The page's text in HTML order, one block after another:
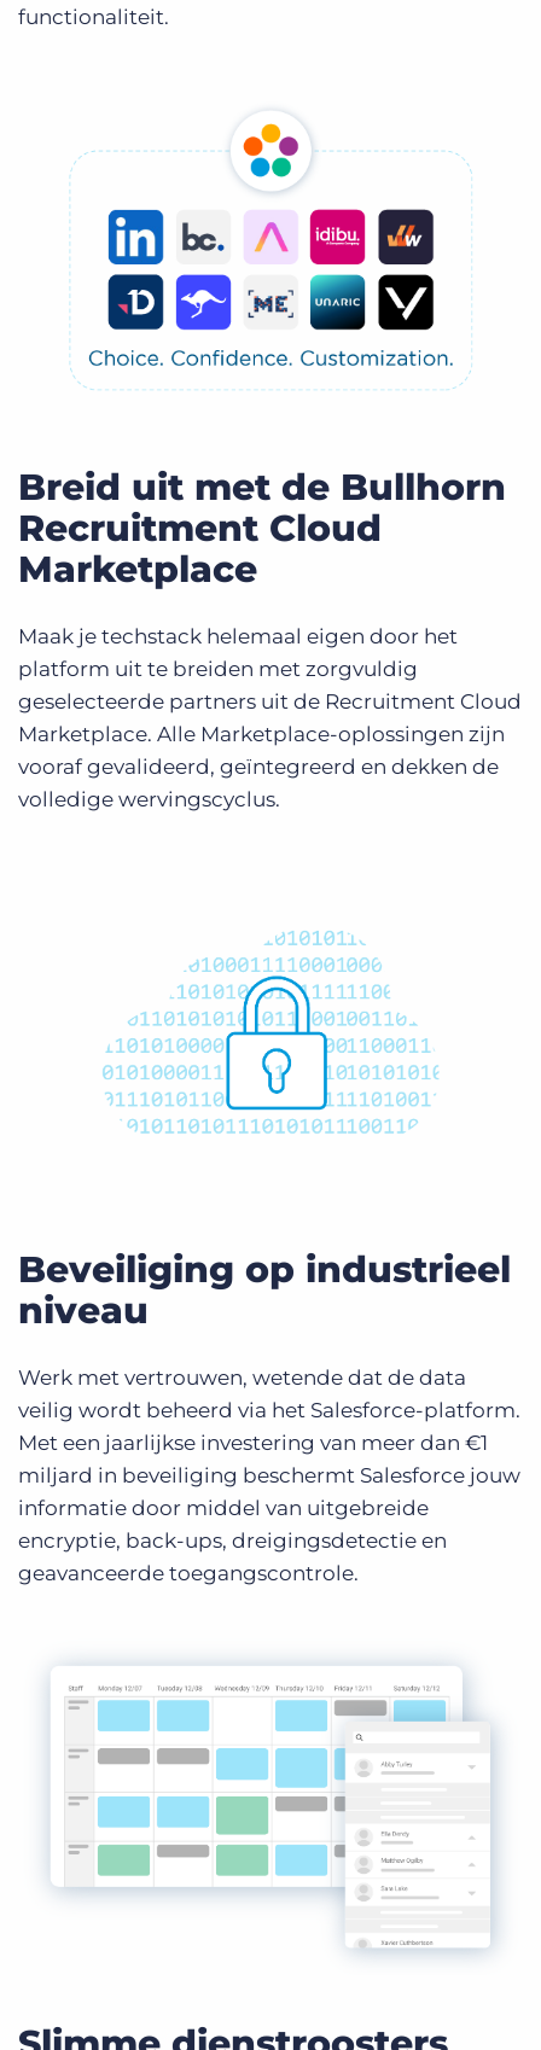
functionaliteit.
Breid uit met de Bullhorn
Recruitment Cloud
Marketplace
Maak je techstack helemaal eigen door het
platform uit te breiden met zorgvuldig
geselecteerde partners uit de Recruitment Cloud
Marketplace. Alle Marketplace-oplossingen zijn
vooraf gevalideerd, geïntegreerd en dekken de
volledige wervingscyclus.
Beveiliging op industrieel
niveau
Werk met vertrouwen, wetende dat de data
veilig wordt beheerd via het Salesforce-platform.
Met een jaarlijkse investering van meer dan €1
miljard in beveiliging beschermt Salesforce jouw
informatie door middel van uitgebreide
encryptie, back-ups, dreigingsdetectie en
geavanceerde toegangscontrole.